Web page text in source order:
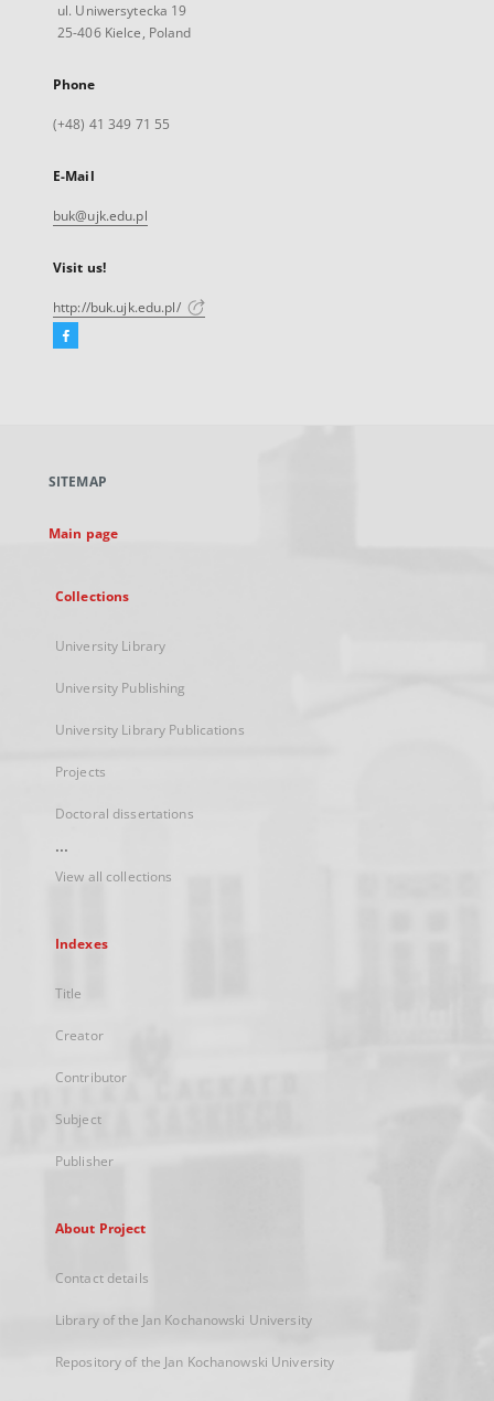
ul. Uniwersytecka 19
25-406 Kielce, Poland
Phone
(+48) 41 349 71 55
E-Mail
buk@ujk.edu.pl
Visit us!
http://buk.ujk.edu.pl/
Facebook
new
SITEMAP
Main page
Collections
University Library
University Publishing
University Library Publications
Projects
Doctoral dissertations
...
View all collections
Indexes
Title
Creator
Contributor
Subject
Publisher
About Project
Contact details
Library of the Jan Kochanowski University
Repository of the Jan Kochanowski University